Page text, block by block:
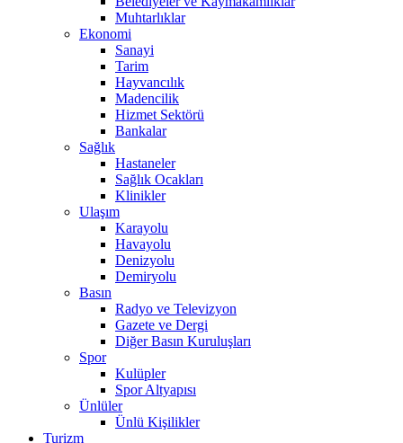
Muhtarlıklar
Ekonomi
Sanayi
Tarim
Hayvancılık
Madencilik
Hizmet Sektörü
Bankalar
Sağlık
Hastaneler
Sağlık Ocakları
Klinikler
Ulaşım
Karayolu
Havayolu
Denizyolu
Demiryolu
Basın
Radyo ve Televizyon
Gazete ve Dergi
Diğer Basın Kuruluşları
Spor
Kulüpler
Spor Altyapısı
Ünlüler
Ünlü Kişilikler
Turizm